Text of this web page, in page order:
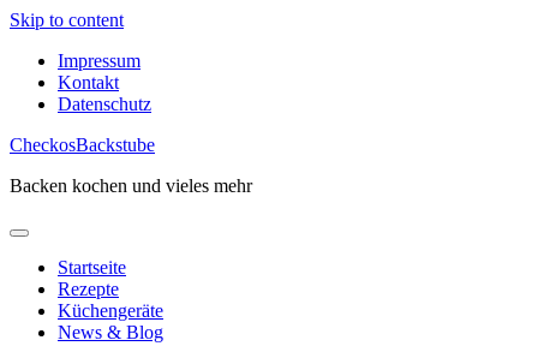
Skip to content
Impressum
Kontakt
Datenschutz
CheckosBackstube
Backen kochen und vieles mehr
Startseite
Rezepte
Küchengeräte
News & Blog